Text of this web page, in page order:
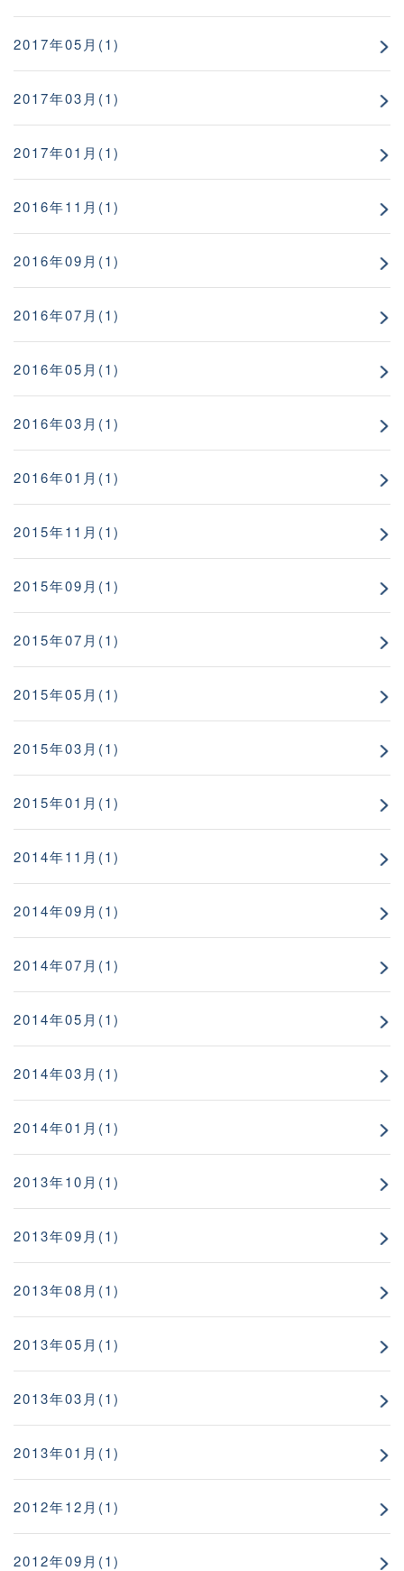
2017年05月(1)
2017年03月(1)
2017年01月(1)
2016年11月(1)
2016年09月(1)
2016年07月(1)
2016年05月(1)
2016年03月(1)
2016年01月(1)
2015年11月(1)
2015年09月(1)
2015年07月(1)
2015年05月(1)
2015年03月(1)
2015年01月(1)
2014年11月(1)
2014年09月(1)
2014年07月(1)
2014年05月(1)
2014年03月(1)
2014年01月(1)
2013年10月(1)
2013年09月(1)
2013年08月(1)
2013年05月(1)
2013年03月(1)
2013年01月(1)
2012年12月(1)
2012年09月(1)